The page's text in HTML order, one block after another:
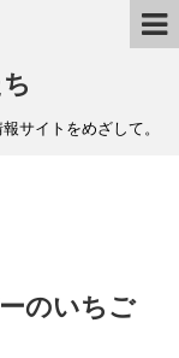
サイトをめざして。
のいちご